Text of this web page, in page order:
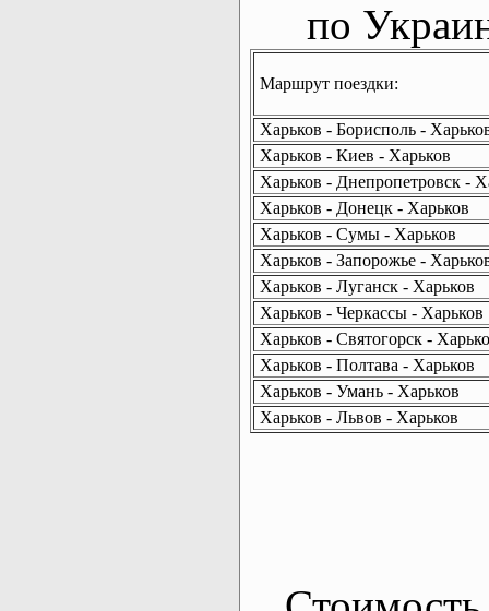
по
Маршрут поездки:
Харьков - Борисполь -
Харьков - Киев - Харьков
Харьков - Днепропетровск -
Харьков - Донецк - Харьков
Харьков - Сумы - Харьков
Харьков - Запорожье -
Харьков - Луганск - Харьков
Харьков - Черкассы - Харьков
Харьков - Святогорск -
Харьков - Полтава - Харьков
Харьков - Умань - Харьков
Харьков - Львов - Харьков